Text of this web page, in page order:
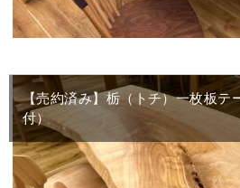
【売約済み】栃（トチ）一枚板
付）